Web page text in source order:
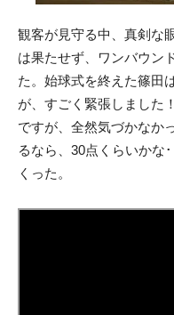
観客が見守る中、真剣な
は果たせず、ワンバウン
た。始球式を終えた篠田
が、すごく緊張しました
ですが、全然気づかなか
るなら、30点くらいかな
くった。